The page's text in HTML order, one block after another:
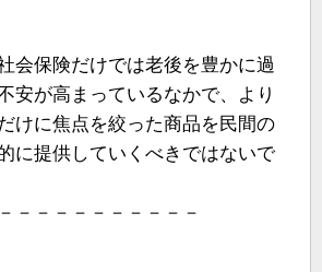
会保険だけでは老後を豊かに過
安が高まっているなかで、より
けに焦点を絞った商品を民間の
に提供していくべきではないで
－－－－－－－－－－